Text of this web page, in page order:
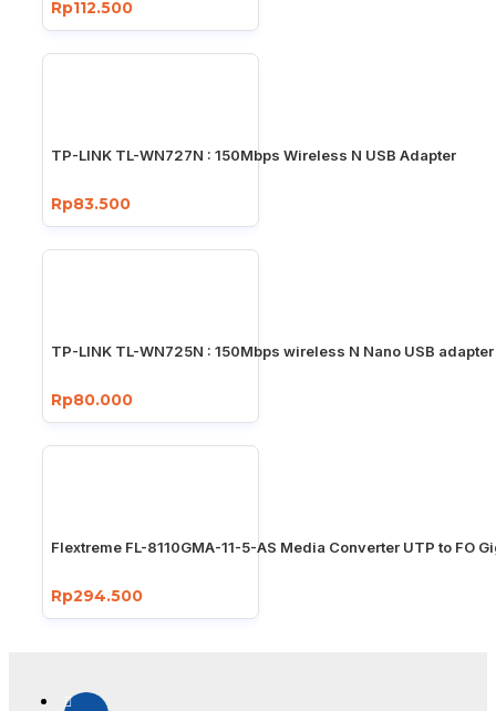
Rp112.500
TP-LINK TL-WN727N : 150Mbps Wireless N USB Adapter
Rp83.500
TP-LINK TL-WN725N : 150Mbps wireless N Nano USB adapter
Rp80.000
Flextreme FL-8110GMA-11-5-AS Media Converter UTP to FO
Rp294.500